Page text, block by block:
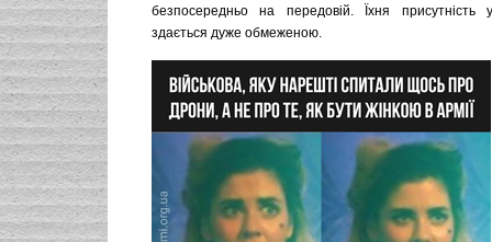
безпосередньо на передовій. Їхня присутність
здається дуже обмеженою.